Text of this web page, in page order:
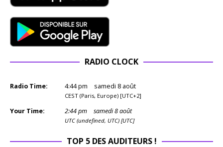
RADIO CLOCK
Radio Time: 4:44pm samedi 8 août
CEST (Paris, Europe) [UTC+2]
Your Time: 2:44pm samedi 8 août
UTC (undefined, UTC) [UTC]
TOP 5 DES AUDITEURS !